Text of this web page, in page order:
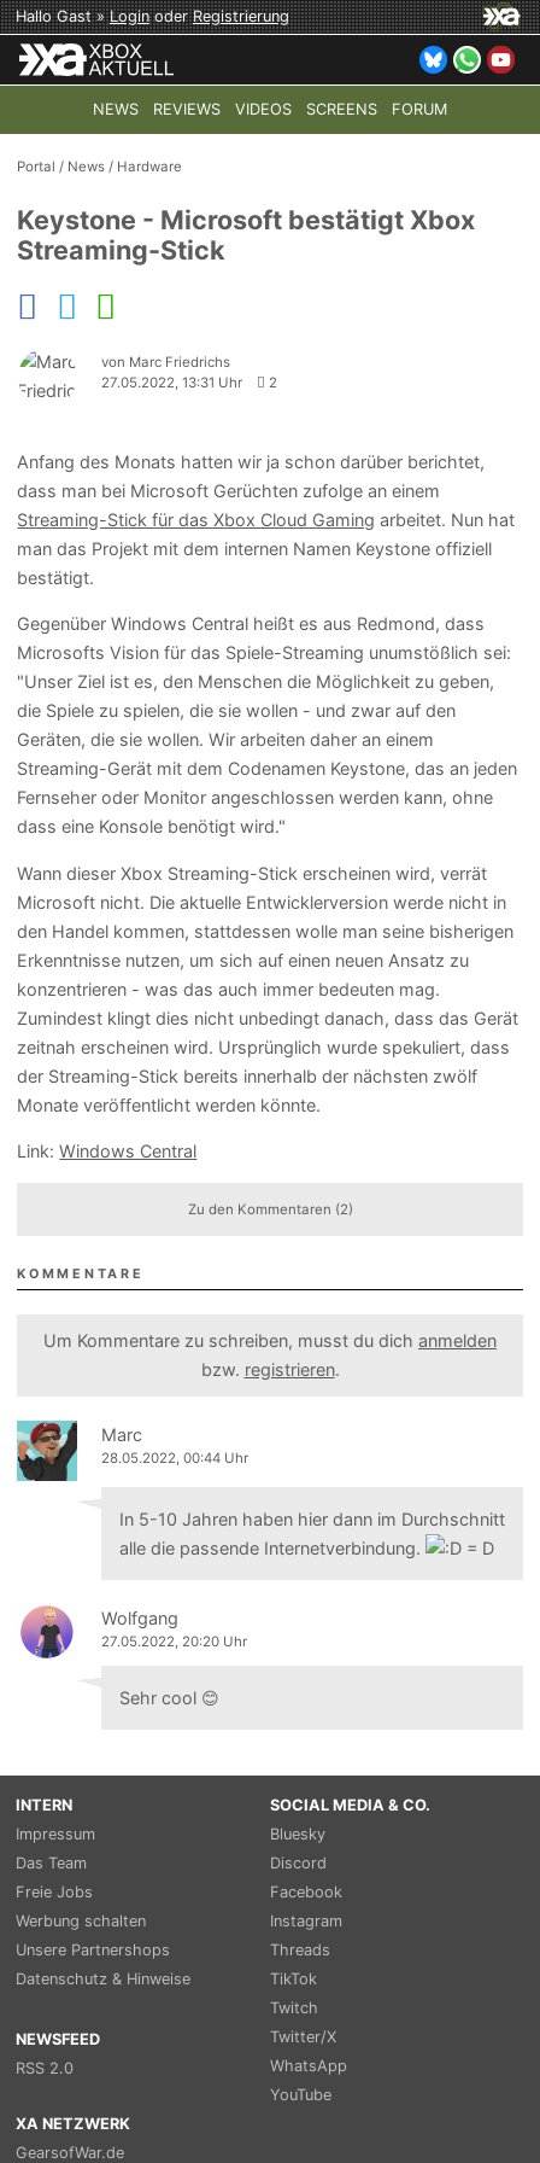
Hallo Gast »LoginoderRegistrierung
NEWS REVIEWS VIDEOS SCREENS FORUM
TOP-THEMEN: COD: MODERN WARFARE 4 HALO:
Portal / News / Hardware
Keystone - Microsoft bestätigt Xbox
Streaming-Stick
von Marc Friedrichs
27.05.2022, 13:31 Uhr
2
Anfang des Monats hatten wir ja schon darüber berichtet,
dass man bei Microsoft Gerüchten zufolge an einem
Streaming-Stick für das Xbox Cloud Gaming arbeitet. Nun hat
man das Projekt mit dem internen Namen Keystone offiziell
bestätigt.
Gegenüber Windows Central heißt es aus Redmond, dass
Microsofts Vision für das Spiele-Streaming unumstößlich sei:
"Unser Ziel ist es, den Menschen die Möglichkeit zu geben,
die Spiele zu spielen, die sie wollen - und zwar auf den
Geräten, die sie wollen. Wir arbeiten daher an einem
Streaming-Gerät mit dem Codenamen Keystone, das an jeden
Fernseher oder Monitor angeschlossen werden kann, ohne
dass eine Konsole benötigt wird."
Wann dieser Xbox Streaming-Stick erscheinen wird, verrät
Microsoft nicht. Die aktuelle Entwicklerversion werde nicht in
den Handel kommen, stattdessen wolle man seine bisherigen
Erkenntnisse nutzen, um sich auf einen neuen Ansatz zu
konzentrieren - was das auch immer bedeuten mag.
Zumindest klingt dies nicht unbedingt danach, dass das Gerät
zeitnah erscheinen wird. Ursprünglich wurde spekuliert, dass
der Streaming-Stick bereits innerhalb der nächsten zwölf
Monate veröffentlicht werden könnte.
Link:Windows Central
Zu den Kommentaren (2)
KOMMENTARE
Um Kommentare zu schreiben, musst du dich anmelden
bzw. registrieren.
Marc
28.05.2022, 00:44 Uhr
In 5-10 Jahren haben hier dann im Durchschnitt
alle die passende Internetverbindung.
Wolfgang
27.05.2022, 20:20 Uhr
Sehr cool 😊
INTERN
Impressum
Das Team
Freie Jobs
Werbung schalten
Unsere Partnershops
Datenschutz & Hinweise
NEWSFEED
RSS 2.0
SOCIAL MEDIA & CO.
Bluesky
Discord
Facebook
Instagram
Threads
TikTok
Twitch
Twitter/X
WhatsApp
YouTube
XA NETZWERK
GearsofWar.de